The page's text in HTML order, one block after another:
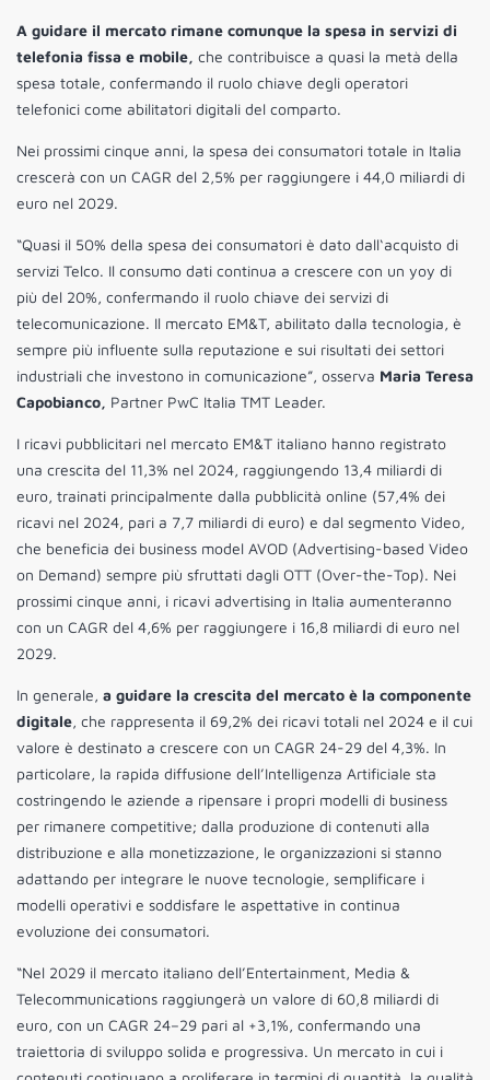
A guidare il mercato rimane comunque la spesa in servizi di
telefonia fissa e mobile, che contribuisce a quasi la metà della
spesa totale, confermando il ruolo chiave degli operatori
telefonici come abilitatori digitali del comparto.
Nei prossimi cinque anni, la spesa dei consumatori totale in Italia
crescerà con un CAGR del 2,5% per raggiungere i 44,0 miliardi di
euro nel 2029.
“Quasi il 50% della spesa dei consumatori è dato dall‘acquisto di
servizi Telco. Il consumo dati continua a crescere con un yoy di
più del 20%, confermando il ruolo chiave dei servizi di
telecomunicazione. Il mercato EM&T, abilitato dalla tecnologia, è
sempre più influente sulla reputazione e sui risultati dei settori
industriali che investono in comunicazione”, osserva Maria Teresa
Capobianco, Partner PwC Italia TMT Leader.
I ricavi pubblicitari nel mercato EM&T italiano hanno registrato
una crescita del 11,3% nel 2024, raggiungendo 13,4 miliardi di
euro, trainati principalmente dalla pubblicità online (57,4% dei
ricavi nel 2024, pari a 7,7 miliardi di euro) e dal segmento Video,
che beneficia dei business model AVOD (Advertising-based Video
on Demand) sempre più sfruttati dagli OTT (Over-the-Top). Nei
prossimi cinque anni, i ricavi advertising in Italia aumenteranno
con un CAGR del 4,6% per raggiungere i 16,8 miliardi di euro nel
2029.
In generale, a guidare la crescita del mercato è la componente
digitale, che rappresenta il 69,2% dei ricavi totali nel 2024 e il cui
valore è destinato a crescere con un CAGR 24-29 del 4,3%. In
particolare, la rapida diffusione dell’Intelligenza Artificiale sta
costringendo le aziende a ripensare i propri modelli di business
per rimanere competitive; dalla produzione di contenuti alla
distribuzione e alla monetizzazione, le organizzazioni si stanno
adattando per integrare le nuove tecnologie, semplificare i
modelli operativi e soddisfare le aspettative in continua
evoluzione dei consumatori.
“Nel 2029 il mercato italiano dell’Entertainment, Media &
Telecommunications raggiungerà un valore di 60,8 miliardi di
euro, con un CAGR 24–29 pari al +3,1%, confermando una
traiettoria di sviluppo solida e progressiva. Un mercato in cui i